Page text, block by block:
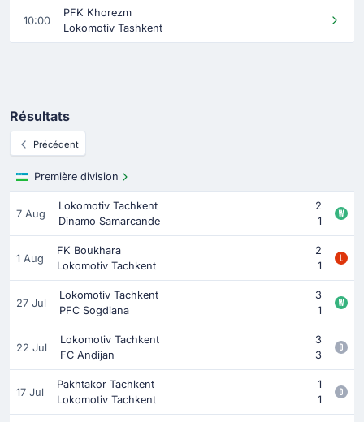
10:00
PFK Khorezm
Lokomotiv Tashkent
Résultats
Précédent
Première division
7 Aug
Lokomotiv Tachkent
2
Dinamo Samarcande
1
1 Aug
FK Boukhara
2
Lokomotiv Tachkent
1
27 Jul
Lokomotiv Tachkent
3
PFC Sogdiana
1
22 Jul
Lokomotiv Tachkent
3
FC Andijan
3
17 Jul
Pakhtakor Tachkent
1
Lokomotiv Tachkent
1